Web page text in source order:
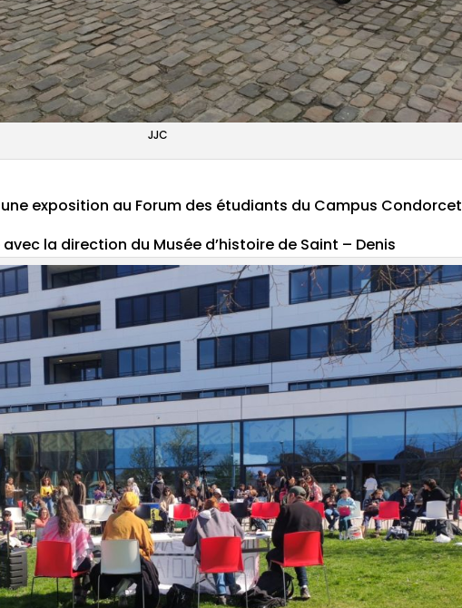
JJC
exposition au Forum des étudiants du Campus Condorcet
avec la direction du Musée d’histoire de Saint – Denis